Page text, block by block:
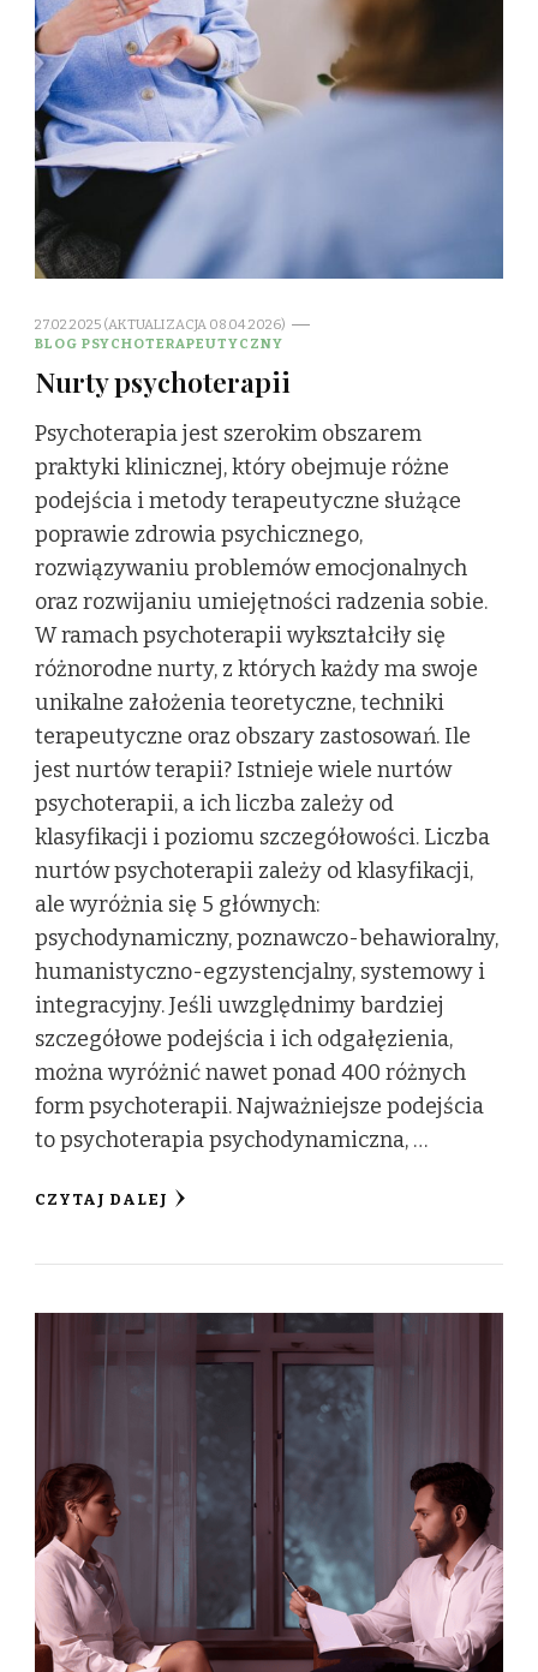
27.02.2025 (AKTUALIZACJA 08.04.2026)
BLOG PSYCHOTERAPEUTYCZNY
Nurty psychoterapii
Psychoterapia jest szerokim obszarem
praktyki klinicznej, który obejmuje różne
podejścia i metody terapeutyczne służące
poprawie zdrowia psychicznego,
rozwiązywaniu problemów emocjonalnych
oraz rozwijaniu umiejętności radzenia sobie.
W ramach psychoterapii wykształciły się
różnorodne nurty, z których każdy ma swoje
unikalne założenia teoretyczne, techniki
terapeutyczne oraz obszary zastosowań. Ile
jest nurtów terapii? Istnieje wiele nurtów
psychoterapii, a ich liczba zależy od
klasyfikacji i poziomu szczegółowości. Liczba
nurtów psychoterapii zależy od klasyfikacji,
ale wyróżnia się 5 głównych:
psychodynamiczny, poznawczo-behawioralny,
humanistyczno-egzystencjalny, systemowy i
integracyjny. Jeśli uwzględnimy bardziej
szczegółowe podejścia i ich odgałęzienia,
można wyróżnić nawet ponad 400 różnych
form psychoterapii. Najważniejsze podejścia
to psychoterapia psychodynamiczna, …
CZYTAJ DALEJ